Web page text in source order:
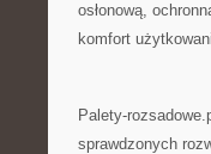
osłonową,
komfort
Palety-
sprawdzonych